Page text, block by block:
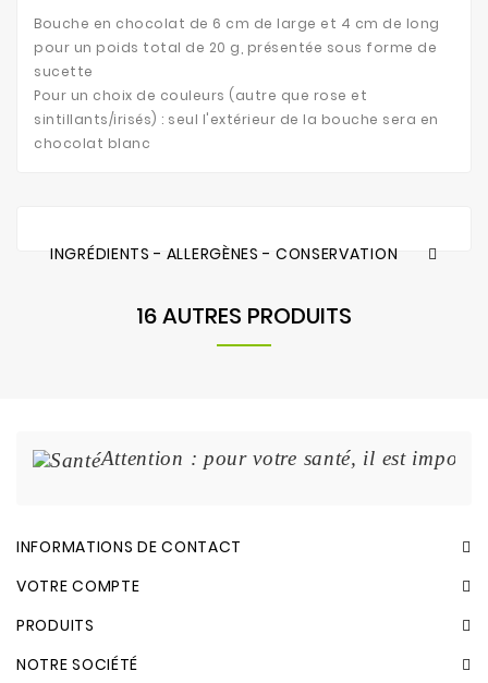
Bouche en chocolat de 6 cm de large et 4 cm de long
pour un poids total de 20 g, présentée sous forme de
sucette
Pour un choix de couleurs (autre que rose et
sintillants/irisés) : seul l'extérieur de la bouche sera en
chocolat blanc
INGRÉDIENTS - ALLERGÈNES - CONSERVATION
16 AUTRES PRODUITS
Attention : pour votre santé, il est
INFORMATIONS DE CONTACT
VOTRE COMPTE
PRODUITS
NOTRE SOCIÉTÉ